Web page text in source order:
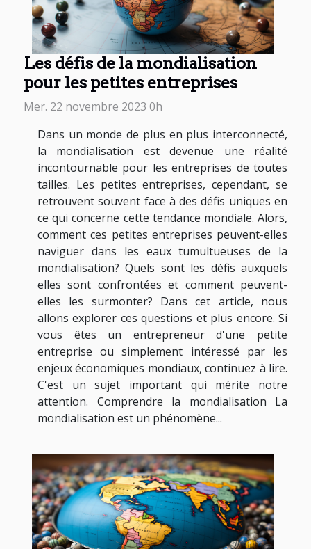
Les défis de la mondialisation
pour les petites entreprises
Mer. 22 novembre 2023 0h
Dans un monde de plus en plus interconnecté,
la mondialisation est devenue une réalité
incontournable pour les entreprises de toutes
tailles. Les petites entreprises, cependant, se
retrouvent souvent face à des défis uniques en
ce qui concerne cette tendance mondiale. Alors,
comment ces petites entreprises peuvent-elles
naviguer dans les eaux tumultueuses de la
mondialisation? Quels sont les défis auxquels
elles sont confrontées et comment peuvent-
elles les surmonter? Dans cet article, nous
allons explorer ces questions et plus encore. Si
vous êtes un entrepreneur d'une petite
entreprise ou simplement intéressé par les
enjeux économiques mondiaux, continuez à lire.
C'est un sujet important qui mérite notre
attention. Comprendre la mondialisation La
mondialisation est un phénomène...